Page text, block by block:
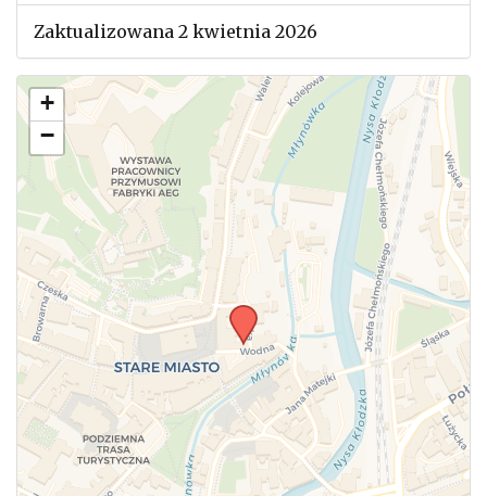
Zaktualizowana 2 kwietnia 2026
+
−